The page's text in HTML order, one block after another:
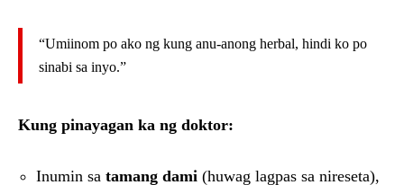
“Umiinom po ako ng kung anu-anong herbal, hindi ko po
sinabi sa inyo.”
Kung pinayagan ka ng doktor:
Inumin sa tamang dami (huwag lagpas sa nireseta),